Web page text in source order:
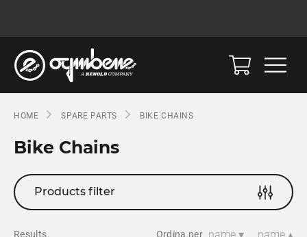
HOME SPARE PARTS BIKE CHAINS
Bike Chains
Products filter
Results Ordina per